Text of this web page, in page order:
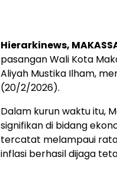
Hierarkinews,
pasangan Wali Kota
Aliyah Mustika Ilham,
(20/2/2026).
Dalam kurun waktu itu,
signifikan di bidang
tercatat melampaui
inflasi berhasil dijaga